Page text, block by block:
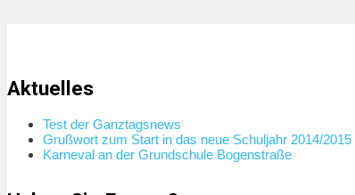
Aktuelles
Test der Ganztagsnews
Grußwort zum Start in das neue Schuljahr 2014/2015
Karneval an der Grundschule Bogenstraße